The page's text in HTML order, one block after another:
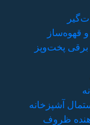
قهوه‌ساز
برقی پخت‌وپز
آشپزخانه
ظروف